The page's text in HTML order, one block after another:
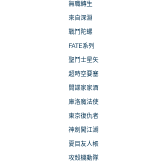
無職轉生
來自深淵
戰鬥陀螺
FATE系列
聖鬥士星矢
超時空要塞
間諜家家酒
庫洛魔法使
東京復仇者
神劍闖江湖
夏目友人帳
攻殼機動隊